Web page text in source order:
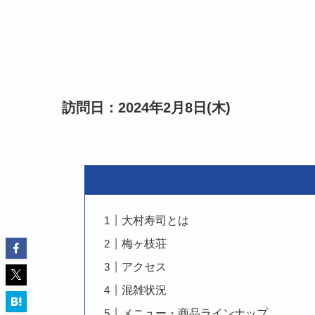
訪問日：2024年2月8日(木)
大村寿司とは
梅ヶ枝荘
アクセス
混雑状況